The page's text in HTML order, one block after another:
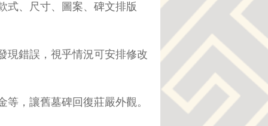
式、尺寸、圖案、碑文排版
現錯誤，視乎情況可安排修改
，讓舊墓碑回復莊嚴外觀。